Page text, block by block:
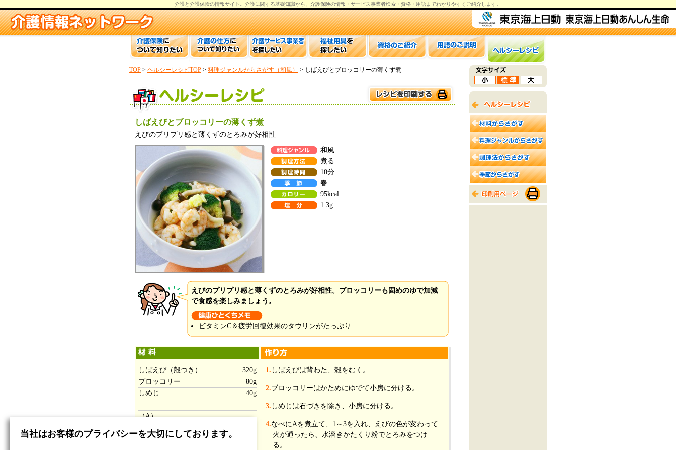
介護と介護保険の情報サイト。 介護に関する基礎知識から、 介護保険の情報 ・サービス事業者検索・資格・用語までわかりやすくご紹介します。
TOP > ヘルシーレシピTOP > 料理ジャンルからさがす（和風） > しばえびとブロッコリーの薄くず煮
しばえびとブロッコリーの薄くず煮
えびのプリプリ感と薄くずのとろみが好相性
和風
煮る
10分
春
95kcal
1.3g
えびのプリプリ感と薄くずのとろみが好相性。ブロッコリーも固めのゆで加減
で食感を楽しみましょう。
ビタミンC＆疲労回復効果のタウリンがたっぷり
しばえび（殻つき）
320g
ブロッコリー
80g
しめじ
40g
（A）
だし
塩
1. しばえびは背わた、殻をむく。
2.ブロッコリーはかためにゆでて小房に分ける。
3. しめじは石づきを除き、小房に分ける。
4.なべにAを煮立て、1～3を入れ、えびの色が変わって
火が通ったら、水溶きかたくり粉でとろみをつけ
る。
当社はお客様のプライバシーを大切にしております。